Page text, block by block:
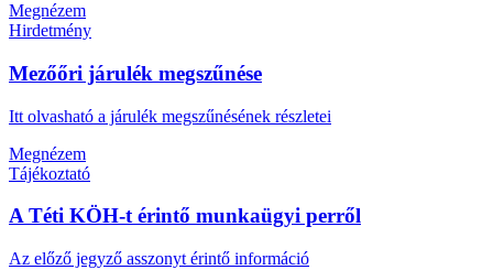
Megnézem
Hirdetmény
Mezőőri járulék megszűnése
Itt olvasható a járulék megszűnésének részletei
Megnézem
Tájékoztató
A Téti KÖH-t érintő munkaügyi perről
Az előző jegyző asszonyt érintő információ